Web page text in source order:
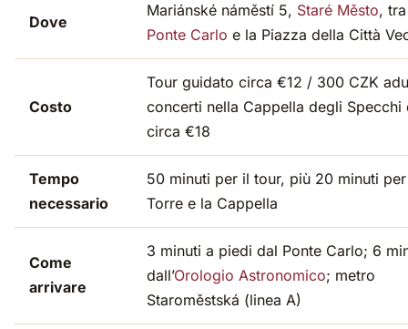
Dove
Mariánské náměstí 5, Staré Město,
Ponte Carlo e la Piazza della Città
Costo
Tour guidato circa €12 / 300 CZK
concerti nella Cappella degli Specchi
circa €18
Tempo
necessario
50 minuti per il tour, più 20 minuti
Torre e la Cappella
Come
arrivare
3 minuti a piedi dal Ponte Carlo; 6
dall’Orologio Astronomico; metro
Staroměstská (linea A)